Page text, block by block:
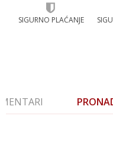
SIGURNO PLAĆANJE